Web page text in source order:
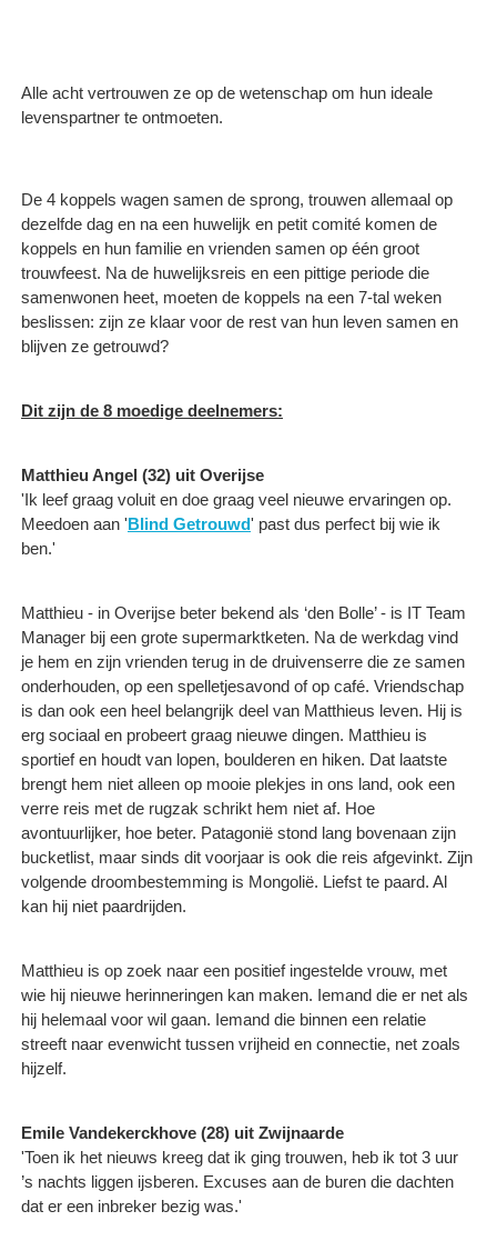
Alle acht vertrouwen ze op de wetenschap om hun ideale
levenspartner te ontmoeten.
De 4 koppels wagen samen de sprong, trouwen allemaal op
dezelfde dag en na een huwelijk en petit comité komen de
koppels en hun familie en vrienden samen op één groot
trouwfeest. Na de huwelijksreis en een pittige periode die
samenwonen heet, moeten de koppels na een 7-tal weken
beslissen: zijn ze klaar voor de rest van hun leven samen en
blijven ze getrouwd?
Dit zijn de 8 moedige deelnemers:
Matthieu Angel (32) uit Overijse
'Ik leef graag voluit en doe graag veel nieuwe ervaringen op.
Meedoen aan 'Blind Getrouwd' past dus perfect bij wie ik
ben.'
Matthieu - in Overijse beter bekend als ‘den Bolle’ - is IT Team
Manager bij een grote supermarktketen. Na de werkdag vind
je hem en zijn vrienden terug in de druivenserre die ze samen
onderhouden, op een spelletjesavond of op café. Vriendschap
is dan ook een heel belangrijk deel van Matthieus leven. Hij is
erg sociaal en probeert graag nieuwe dingen. Matthieu is
sportief en houdt van lopen, boulderen en hiken. Dat laatste
brengt hem niet alleen op mooie plekjes in ons land, ook een
verre reis met de rugzak schrikt hem niet af. Hoe
avontuurlijker, hoe beter. Patagonië stond lang bovenaan zijn
bucketlist, maar sinds dit voorjaar is ook die reis afgevinkt. Zijn
volgende droombestemming is Mongolië. Liefst te paard. Al
kan hij niet paardrijden.
Matthieu is op zoek naar een positief ingestelde vrouw, met
wie hij nieuwe herinneringen kan maken. Iemand die er net als
hij helemaal voor wil gaan. Iemand die binnen een relatie
streeft naar evenwicht tussen vrijheid en connectie, net zoals
hijzelf.
Emile Vandekerckhove (28) uit Zwijnaarde
'Toen ik het nieuws kreeg dat ik ging trouwen, heb ik tot 3 uur
’s nachts liggen ijsberen. Excuses aan de buren die dachten
dat er een inbreker bezig was.'